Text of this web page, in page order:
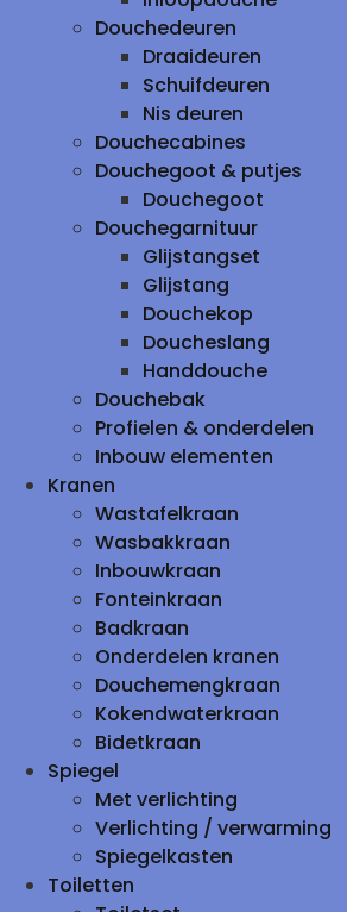
Douchedeuren
Draaideuren
Schuifdeuren
Nis deuren
Douchecabines
Douchegoot & putjes
Douchegoot
Douchegarnituur
Glijstangset
Glijstang
Douchekop
Doucheslang
Handdouche
Douchebak
Profielen & onderdelen
Inbouw elementen
Kranen
Wastafelkraan
Wasbakkraan
Inbouwkraan
Fonteinkraan
Badkraan
Onderdelen kranen
Douchemengkraan
Kokendwaterkraan
Bidetkraan
Spiegel
Met verlichting
Verlichting / verwarming
Spiegelkasten
Toiletten